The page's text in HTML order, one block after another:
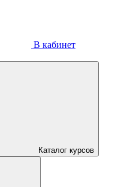
В кабинет
Каталог курсов